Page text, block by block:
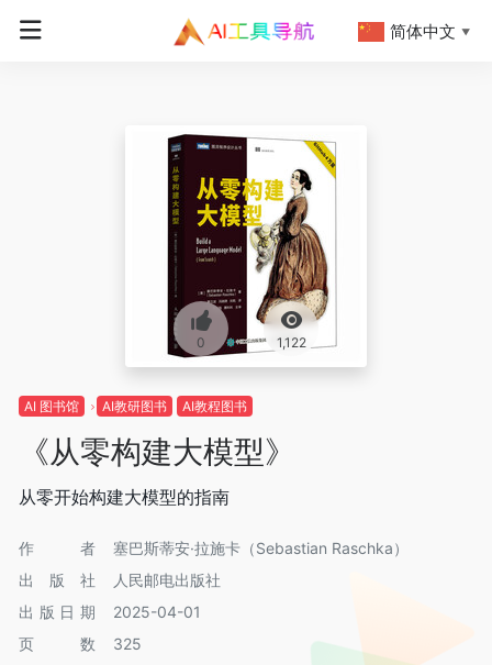
0 1,122
AI 图书馆 AI教研图书 AI教程图书
《从零构建大模型》
从零开始构建大模型的指南
作者
塞巴斯蒂安·拉施卡（Sebastian Raschka）
出版社
人民邮电出版社
出版日期
2025-04-01
页数
325
简体中文 ▼